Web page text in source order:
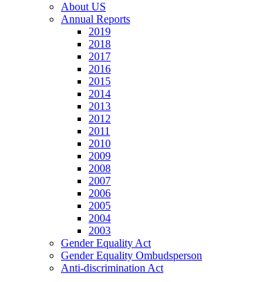
About US
Annual Reports
2019
2018
2017
2016
2015
2014
2013
2012
2011
2010
2009
2008
2007
2006
2005
2004
2003
Gender Equality Act
Gender Equality Ombudsperson
Anti-discrimination Act